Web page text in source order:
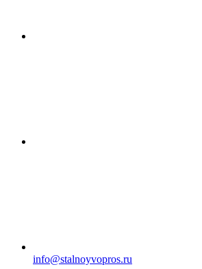
info@stalnoyvopros.ru